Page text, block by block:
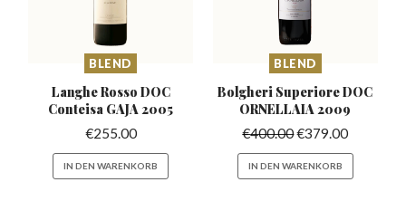
BLEND
Langhe Rosso DOC
Conteisa GAJA 2005
€255.00
IN DEN WARENKORB
BLEND
Bolgheri SuperioreDOC
ORNELLAIA 2009
€400.00€379.00
IN DEN WARENKORB